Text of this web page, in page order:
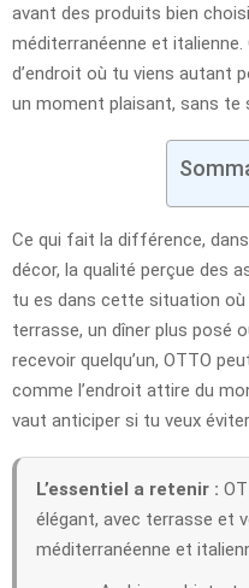
avant des produits bien
méditerranéenne et
d’endroit où tu viens autant
un moment plaisant, sans te
Ce qui fait la différence, dans
décor, la qualité perçue des
tu es dans cette situation
terrasse, un dîner plus posé
recevoir quelqu’un, OTTO
comme l’endroit attire du
vaut anticiper si tu veux
L’essentiel a retenir :
élégant, avec terrasse et
méditerranéenne et